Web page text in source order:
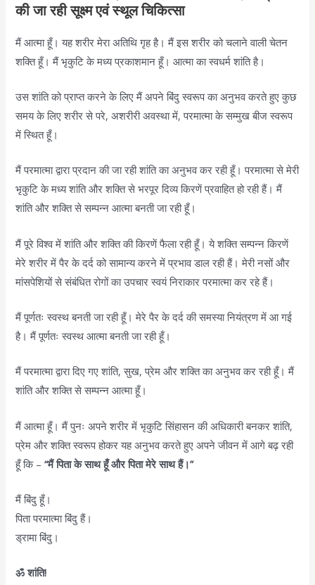
की जा रही सूक्ष्म एवं स्थूल चिकित्सा
मैं आत्मा हूँ। यह शरीर मेरा अतिथि गृह है। मैं इस शरीर को चलाने वाली चेतन
शक्ति हूँ। मैं भृकुटि के मध्य प्रकाशमान हूँ। आत्मा का स्वधर्म शांति है।
उस शांति को प्राप्त करने के लिए मैं अपने बिंदु स्वरूप का अनुभव करते हुए कुछ
समय के लिए शरीर से परे, अशरीरी अवस्था में, परमात्मा के सम्मुख बीज स्वरूप
में स्थित हूँ।
मैं परमात्मा द्वारा प्रदान की जा रही शांति का अनुभव कर रही हूँ। परमात्मा से मेरी
भृकुटि के मध्य शांति और शक्ति से भरपूर दिव्य किरणें प्रवाहित हो रही हैं। मैं
शांति और शक्ति से सम्पन्न आत्मा बनती जा रही हूँ।
मैं पूरे विश्व में शांति और शक्ति की किरणें फैला रही हूँ। ये शक्ति सम्पन्न किरणें
मेरे शरीर में पैर के दर्द को सामान्य करने में प्रभाव डाल रही हैं। मेरी नसों और
मांसपेशियों से संबंधित रोगों का उपचार स्वयं निराकार परमात्मा कर रहे हैं।
मैं पूर्णतः स्वस्थ बनती जा रही हूँ। मेरे पैर के दर्द की समस्या नियंत्रण में आ गई
है। मैं पूर्णतः स्वस्थ आत्मा बनती जा रही हूँ।
मैं परमात्मा द्वारा दिए गए शांति, सुख, प्रेम और शक्ति का अनुभव कर रही हूँ। मैं
शांति और शक्ति से सम्पन्न आत्मा हूँ।
मैं आत्मा हूँ। मैं पुनः अपने शरीर में भृकुटि सिंहासन की अधिकारी बनकर शांति,
प्रेम और शक्ति स्वरूप होकर यह अनुभव करते हुए अपने जीवन में आगे बढ़ रही
हूँ कि –“मैं पिता के साथ हूँ और पिता मेरे साथ हैं।”
मैं बिंदु हूँ।
पिता परमात्मा बिंदु हैं।
ड्रामा बिंदु।
ॐ शांति!